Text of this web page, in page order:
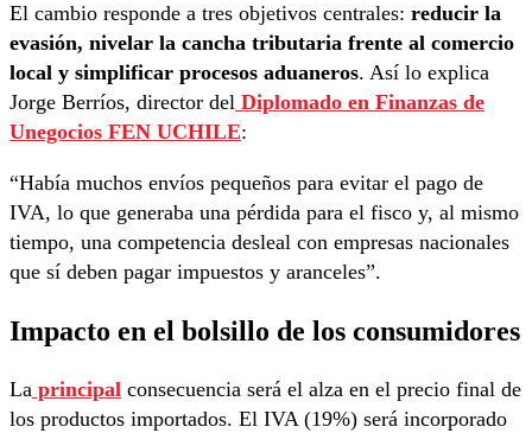
El cambio responde a tres objetivos centrales: reducir la
evasión, nivelar la cancha tributaria frente al comercio
local y simplificar procesos aduaneros. Así lo explica
Jorge Berríos, director del Diplomado en Finanzas de
Unegocios FEN UCHILE:
“Había muchos envíos pequeños para evitar el pago de
IVA, lo que generaba una pérdida para el fisco y, al mismo
tiempo, una competencia desleal con empresas nacionales
que sí deben pagar impuestos y aranceles”.
Impacto en el bolsillo de los consumidores
La principal consecuencia será el alza en el precio final de
los productos importados. El IVA (19%) será incorporado